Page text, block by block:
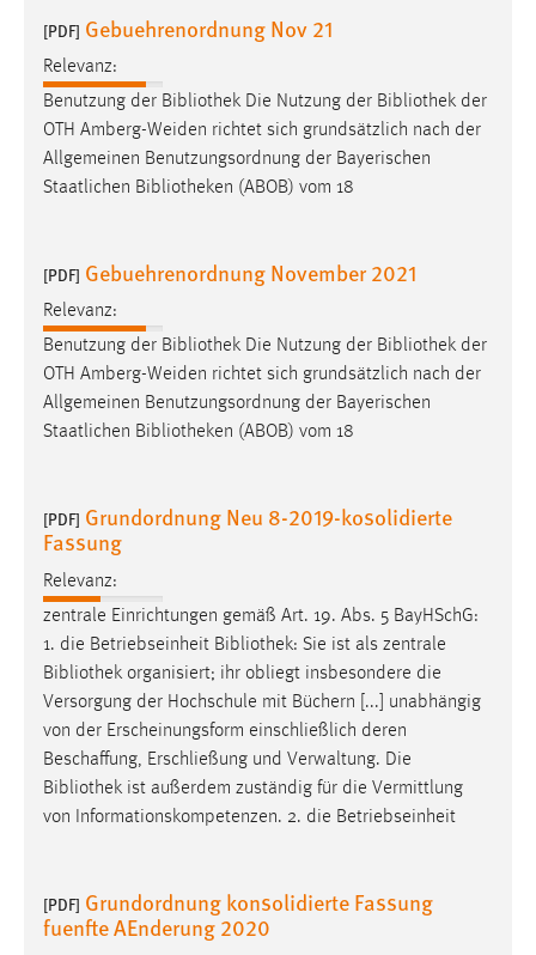
[PDF] Gebuehrenordnung Nov 21
Relevanz:
Benutzung der Bibliothek Die Nutzung der Bibliothek der
OTH Amberg-Weiden richtet sich grundsätzlich nach der
Allgemeinen Benutzungsordnung der Bayerischen
Staatlichen Bibliotheken (ABOB) vom 18
[PDF] Gebuehrenordnung November 2021
Relevanz:
Benutzung der Bibliothek Die Nutzung der Bibliothek der
OTH Amberg-Weiden richtet sich grundsätzlich nach der
Allgemeinen Benutzungsordnung der Bayerischen
Staatlichen Bibliotheken (ABOB) vom 18
[PDF] Grundordnung Neu 8-2019-kosolidierte
Fassung
Relevanz:
zentrale Einrichtungen gemäß Art. 19. Abs. 5 BayHSchG:
1. die Betriebseinheit Bibliothek: Sie ist als zentrale
Bibliothek organisiert; ihr obliegt insbesondere die
Versorgung der Hochschule mit Büchern [...] unabhängig
von der Erscheinungsform einschließlich deren
Beschaffung, Erschließung und Verwaltung. Die
Bibliothek ist außerdem zuständig für die Vermittlung
von Informationskompetenzen. 2. die Betriebseinheit
[PDF] Grundordnung konsolidierte Fassung
fuenfte AEnderung 2020
Performance
Name:
staticfilecache
Zweck:
Für performante Seitenauslieferung wird in diesem Cookie
gespeichert, ob man eingeloggt ist.
Name:
site-language-preference
Zweck:
Das Cookie speichert die gewählte Sprache der Website.
Cookie Laufzeit:
Chat
Name:
MibewSessionID, MIBEW_UserID, mibew_locale, mibew-
chat-frame-style-5e9dbeb1811c0446
Zweck:
Wird benötigt um die Chatfunktion nutzen zu können.
Cookie Laufzeit:
MibewSessionID, mibew-chat-frame-style-
Jahre, MIBEW_UserID = 1 Jahr
Login